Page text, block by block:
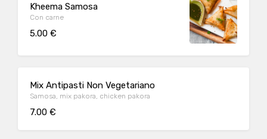
Kheema Samosa
Con carne
5.00 €
Mix Antipasti Non Vegetariano
Samosa, mix pakora, chicken pakora
7.00 €